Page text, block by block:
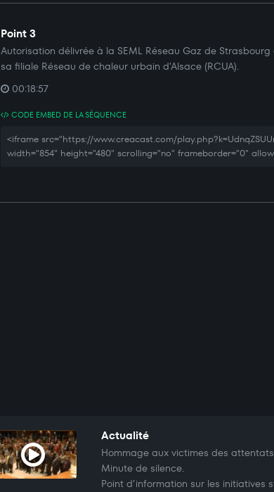
Point 3
Autorisation délivrée à la SEML Réseau Gaz de
sa filiale Réseau de chaleur urbain d'Alsace (RCUA).
00:18:57
CODE EMBED DE LA SÉQUENCE
<iframe src="https://www.creacast.com/
width="854" height="480" scrolling="no" frameborder="0"
Actualité
Hommage aux victimes des
Minute de silence.
Point d’information sur les initiatives